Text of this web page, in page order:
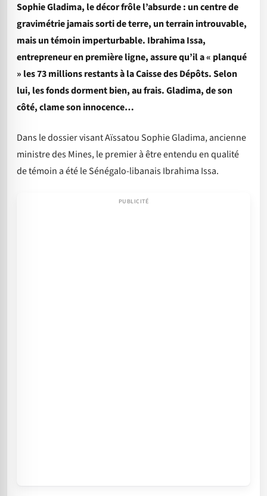
Sophie Gladima, le décor frôle l’absurde : un centre de
gravimétrie jamais sorti de terre, un terrain introuvable,
mais un témoin imperturbable. Ibrahima Issa,
entrepreneur en première ligne, assure qu’il a « planqué
» les 73 millions restants à la Caisse des Dépôts. Selon
lui, les fonds dorment bien, au frais. Gladima, de son
côté, clame son innocence…
Dans le dossier visant Aïssatou Sophie Gladima, ancienne
ministre des Mines, le premier à être entendu en qualité
de témoin a été le Sénégalo-libanais Ibrahima Issa.